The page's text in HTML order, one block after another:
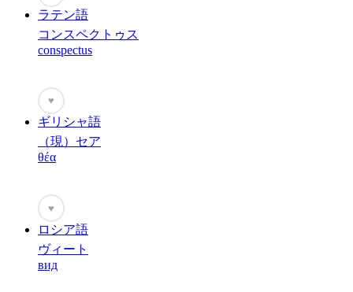
ラテン語
コンスペクトゥス
conspectus
♥
ギリシャ語
（現）セア
θέα
♥
ロシア語
ヴィート
вид